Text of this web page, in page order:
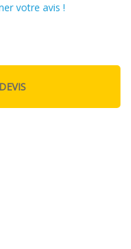
votre avis !